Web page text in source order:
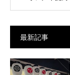
最新記事